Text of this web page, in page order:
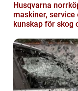
Husqvarna
maskiner, service
kunskap för skog